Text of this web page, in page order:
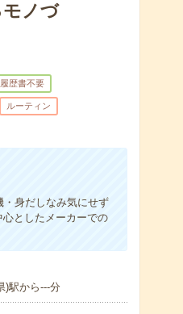
モノづ
履歴書不要
ルーティン
・身だしなみ気にせず
としたメーカーでの
)駅から---分